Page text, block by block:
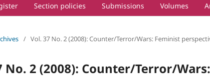
Section policies Submissions Volumes
/ Vol. 37 No. 2 (2008): Counter/Terror/Wars: Feminist
No. 2 (2008): Counter/Terror/